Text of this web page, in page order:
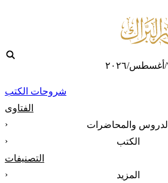
شروحات الكتب
الفتاوى
الدروس والمحاضرات
‹
الكتب
‹
التصنيفات
المزيد
‹